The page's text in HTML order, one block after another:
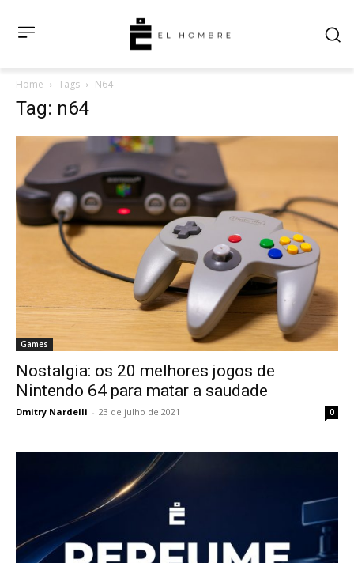
Home Tags N64
Tag: n64
Games
Nostalgia: os 20 melhores jogos de
Nintendo 64 para matar a saudade
Dmitry Nardelli - 23 de julho de 2021 0